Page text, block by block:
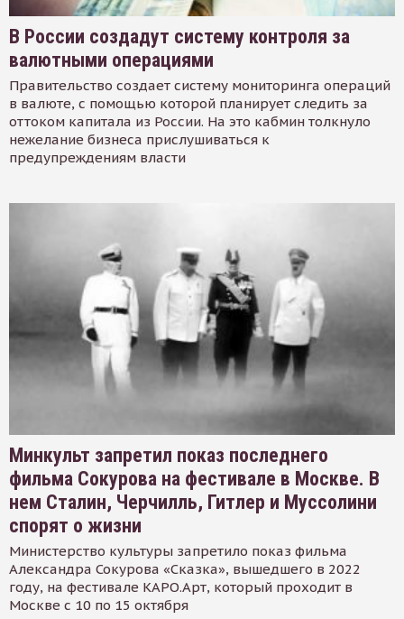
В России создадут систему контроля за
валютными операциями
Правительство создает систему мониторинга операций
в валюте, с помощью которой планирует следить за
оттоком капитала из России. На это кабмин толкнуло
нежелание бизнеса прислушиваться к
предупреждениям власти
Минкульт запретил показ последнего
фильма Сокурова на фестивале в Москве. В
нем Сталин, Черчилль, Гитлер и Муссолини
спорят о жизни
Министерство культуры запретило показ фильма
Александра Сокурова «Сказка», вышедшего в 2022
году, на фестивале КАРО.Арт, который проходит в
Москве с 10 по 15 октября